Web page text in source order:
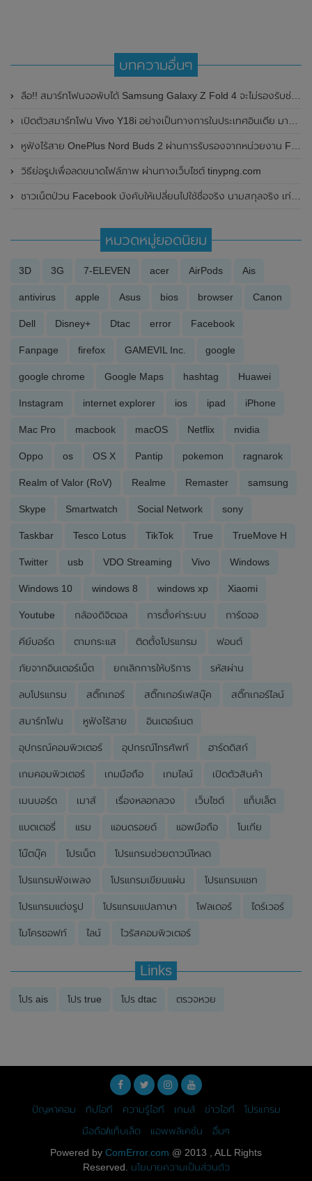
บทความอื่นๆ
ลือ!! สมาร์ทโฟนจอพับได้ Samsung Galaxy Z Fold 4 จะไม่รองรับช่องเสียบปากกา S Pen ในตัวแล้ว
เปิดตัวสมาร์ทโฟน Vivo Y18i อย่างเป็นทางการในประเทศอินเดีย มาพร้อมหน้าจอแสดงผล 90Hz ป้องกันน้ำและกันฝุ่นที่ระดับ IP54 แบตเตอรี่ 5,000mAh และใช้ชิปเซ็ต Unisoc Tiger T612
หูฟังไร้สาย OnePlus Nord Buds 2 ผ่านการรับรองจากหน่วยงาน FCC แล้ว พร้อมเผยดีไซน์และความจุของแบตเตอรี่ ลุ้นเปิดตัวในเร็วๆนี้
วิธีย่อรูปเพื่อลดขนาดไฟล์ภาพ ผ่านทางเว็บไซต์ tinypng.com
ชาวเน็ตป่วน Facebook บังคับให้เปลี่ยนไปใช้ชื่อจริง นามสกุลจริง เท่านั้น
หมวดหมู่ยอดนิยม
3D 3G 7-ELEVEN acer AirPods Ais
antivirus apple Asus bios browser Canon
Dell Disney+ Dtac error Facebook
Fanpage firefox GAMEVIL Inc. google
google chrome Google Maps hashtag Huawei
Instagram internet explorer ios ipad iPhone
Mac Pro macbook macOS Netflix nvidia
Oppo os OS X Pantip pokemon ragnarok
Realm of Valor (RoV) Realme Remaster samsung
Skype Smartwatch Social Network sony
Taskbar Tesco Lotus TikTok True TrueMove H
Twitter usb VDO Streaming Vivo Windows
Windows 10 windows 8 windows xp Xiaomi
Youtube กล้องดิจิตอล การตั้งค่าระบบ การ์ดจอ
คีย์บอร์ด ตามกระแส ติดตั้งโปรแกรม ฟอนต์
ภัยจากอินเตอร์เน็ต ยกเลิกการให้บริการ รหัสผ่าน
ลบโปรแกรม สติ๊กเกอร์ สติ๊กเกอร์เฟสบุ๊ค สติ๊กเกอร์ไลน์
สมาร์ทโฟน หูฟังไร้สาย อินเตอร์เนต
อุปกรณ์คอมพิวเตอร์ อุปกรณ์โทรศัพท์ ฮาร์ดดิสก์
เกมคอมพิวเตอร์ เกมมือถือ เกมไลน์ เปิดตัวสินค้า
เมนบอร์ด เมาส์ เรื่องหลอกลวง เว็บไซต์ แท็บเล็ต
แบตเตอรี่ แรม แอนดรอยด์ แอพมือถือ โนเกีย
โน๊ตบุ๊ค โปรเน็ต โปรแกรมช่วยดาวน์โหลด
โปรแกรมฟังเพลง โปรแกรมเขียนแผ่น โปรแกรมแชท
โปรแกรมแต่งรูป โปรแกรมแปลภาษา โฟลเดอร์ ไดร์เวอร์
ไมโครซอฟท์ ไลน์ ไวรัสคอมพิวเตอร์
Links
โปร ais โปร true โปร dtac ตรวจหวย
ปัญหาคอม ทิปไอที ความรู้ไอที เกมส์ ข่าวไอที
โปรแกรม
มือถือ/แท็บเล็ต
แอพพลิเคชั่น
อื่นๆ
Powered by ComError.com @ 2013 , ALL Rights
Reserved. นโยบายความเป็นส่วนตัว